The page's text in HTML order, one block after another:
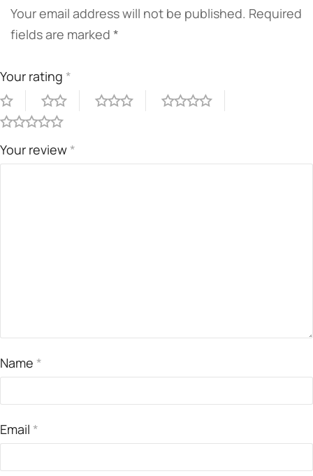
Your email address will not be published. Required
fields are marked *
Your rating *
Your review*
Name *
Email *